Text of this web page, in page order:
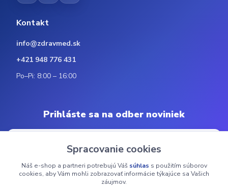
Kontakt
info@zdravmed.sk
+421 948 776 431
Po–Pi: 8:00 – 16:00
Prihláste sa na odber noviniek
Odoberať
Spracovanie cookies
Náš e-shop a partneri potrebujú Váš súhlas s použitím súborov
cookies, aby Vám mohli zobrazovať informácie týkajúce sa Vašich
záujmov.